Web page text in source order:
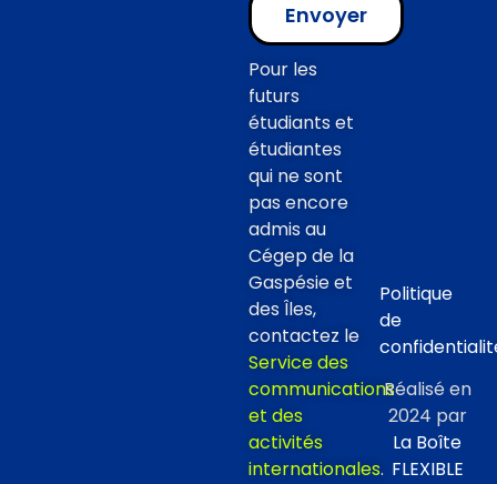
Envoyer
Pour les
futurs
étudiants et
étudiantes
qui ne sont
pas encore
admis au
Cégep de la
Gaspésie et
des Îles,
contactez le
Service des
communications
et des
activités
internationales.
Réalisé en
2024 par
La Boîte
FLEXIBLE
Politique
de